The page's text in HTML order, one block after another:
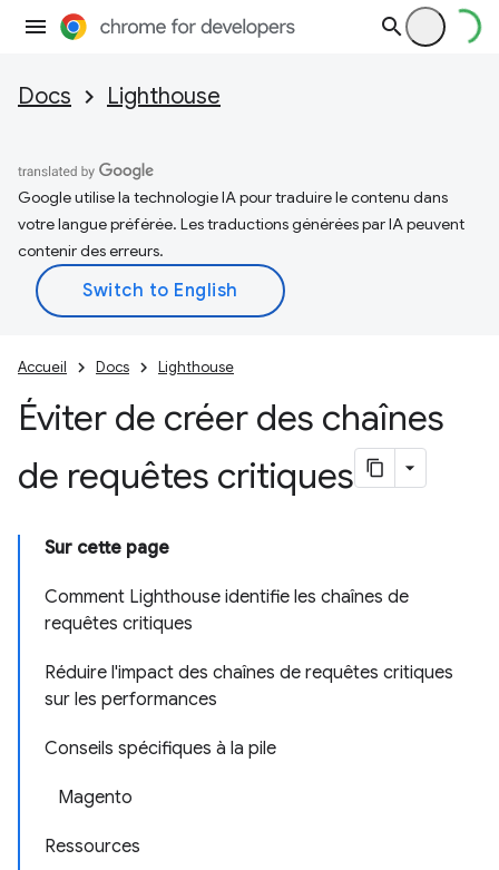
Docs Lighthouse
Google utilise la technologie IA pour traduire le contenu dans
votre langue préférée. Les traductions générées par IA peuvent
contenir des erreurs.
Accueil Docs Lighthouse
Éviter de créer des chaînes
de requêtes critiques
Sur cette page
Comment Lighthouse identifie les chaînes de
requêtes critiques
Réduire l'impact des chaînes de requêtes critiques
sur les performances
Conseils spécifiques à la pile
Magento
Ressources